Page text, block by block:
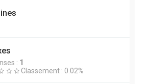
: 1
Classement : 0.02%